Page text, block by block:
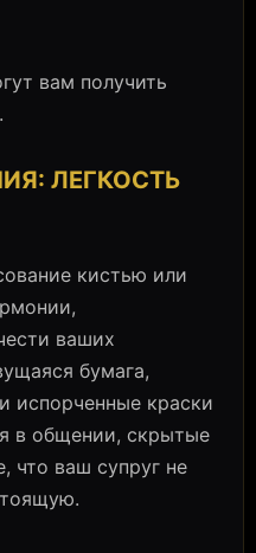
вам получить
ЛЕГКОСТЬ
кистью или
ваших
бумага,
испорченные краски
в общении, скрытые
что ваш супруг не